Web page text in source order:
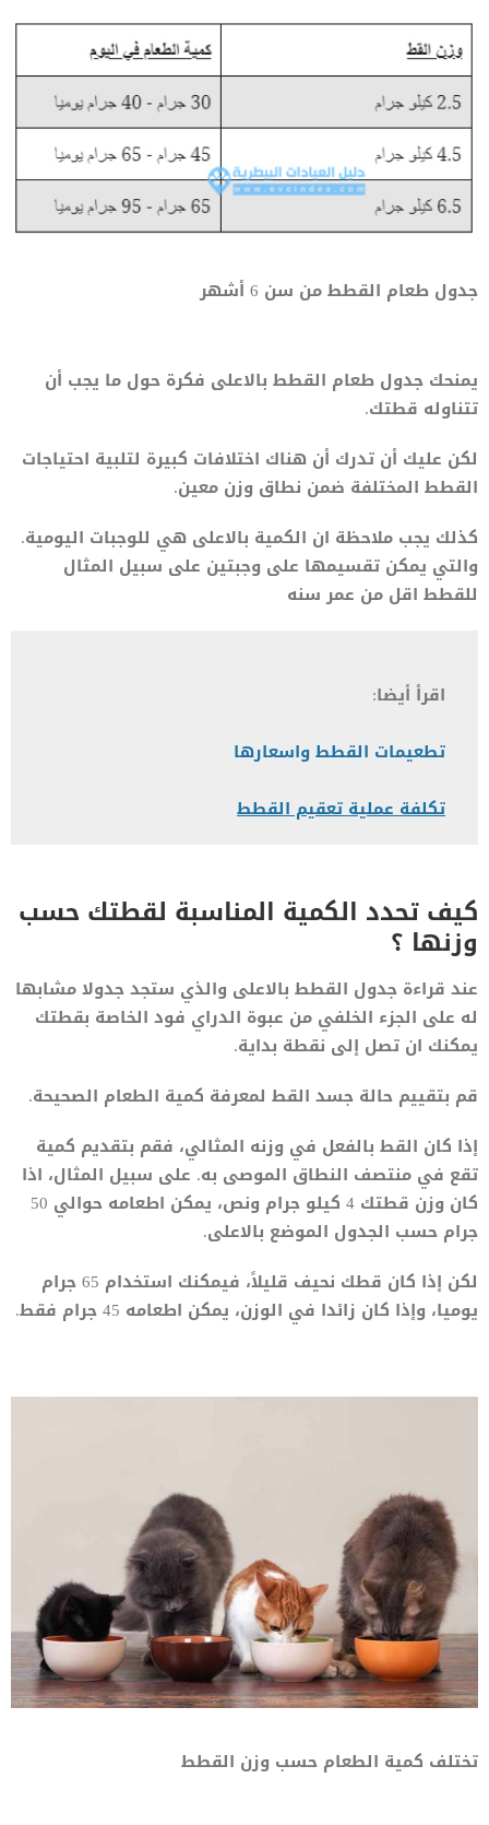
جدول طعام القطط من سن 6 أشهر
يمنحك جدول طعام القطط بالاعلى فكرة حول ما يجب أن
تتناوله قطتك.
لكن عليك أن تدرك أن هناك اختلافات كبيرة لتلبية احتياجات
القطط المختلفة ضمن نطاق وزن معين.
كذلك يجب ملاحظة ان الكمية بالاعلى هي للوجبات اليومية.
والتي يمكن تقسيمها على وجبتين على سبيل المثال
للقطط اقل من عمر سنه
اقرأ أيضا:
تطعيمات القطط واسعارها
تكلفة عملية تعقيم القطط
كيف تحدد الكمية المناسبة لقطتك حسب
وزنها ؟
عند قراءة جدول القطط بالاعلى والذي ستجد جدولا مشابها
له على الجزء الخلفي من عبوة الدراي فود الخاصة بقطتك
يمكنك ان تصل إلى نقطة بداية.
قم بتقييم حالة جسد القط لمعرفة كمية الطعام الصحيحة.
إذا كان القط بالفعل في وزنه المثالي، فقم بتقديم كمية
تقع في منتصف النطاق الموصى به. على سبيل المثال، اذا
كان وزن قطتك 4 كيلو جرام ونص، يمكن اطعامه حوالي 50
جرام حسب الجدول الموضع بالاعلى.
لكن إذا كان قطك نحيف قليلاً، فيمكنك استخدام 65 جرام
يوميا، وإذا كان زائدا في الوزن، يمكن اطعامه 45 جرام فقط.
تختلف كمية الطعام حسب وزن القطط